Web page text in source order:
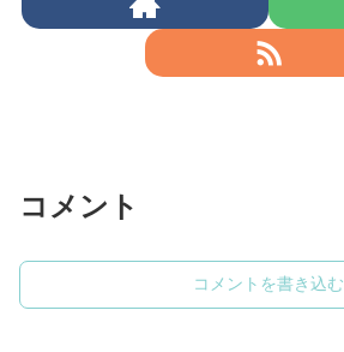
コメント
コメントを書き込む